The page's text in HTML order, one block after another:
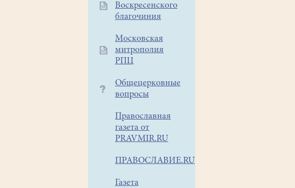
менюВоскресенского
благочиния
Московская
митрополия
РПЦ
Общецерковные
вопросы
Православная
газета от
PRAVMIR.RU
ПРАВОСЛАВИЕ.RU
Газета